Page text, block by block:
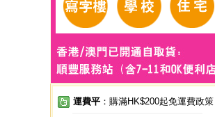
運費平 ：購滿HK$200起免運費政策